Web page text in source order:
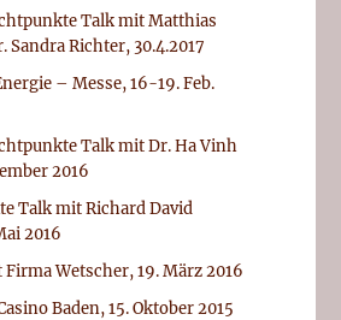
Talk mit Matthias
Sandra Richter, 30.4.2017
– Messe, 16-19. Feb.
Talk mit Dr. Ha Vinh
2016
Talk mit Richard David
2016
Wetscher, 19. März 2016
Baden, 15. Oktober 2015